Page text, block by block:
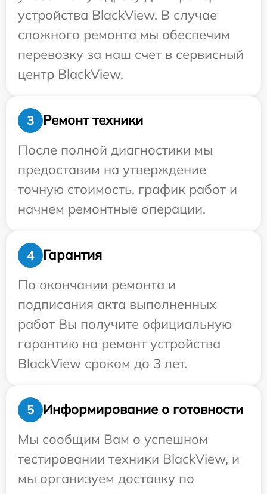
устройства BlackView. В случае
сложного ремонта мы обеспечим
перевозку за наш счет в сервисный
центр BlackView.
3
Ремонт техники
После полной диагностики мы
предоставим на утверждение
точную стоимость, график работ и
начнем ремонтные операции.
4
Гарантия
По окончании ремонта и
подписания акта выполненных
работ Вы получите официальную
гарантию на ремонт устройства
BlackView сроком до 3 лет.
5
Информирование о готовности
Мы сообщим Вам о успешном
тестировании техники BlackView, и
мы организуем доставку по